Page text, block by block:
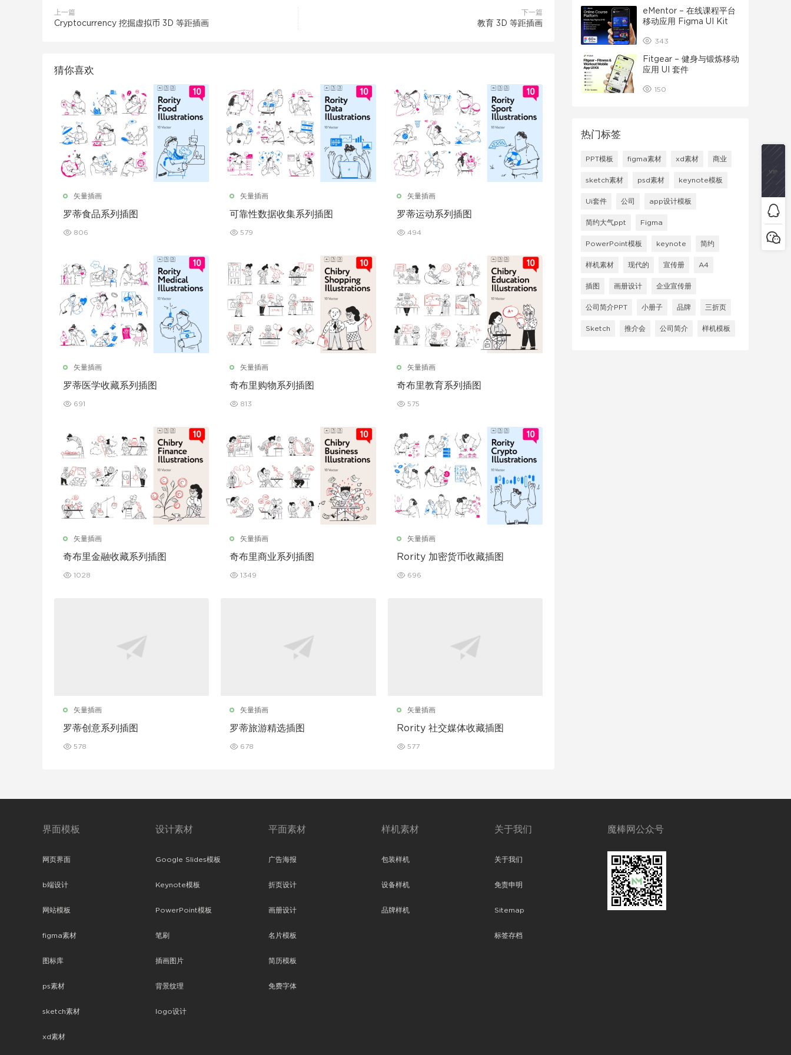
上一篇
Cryptocurrency 挖掘虚拟币 3D 等距插画
下一篇
教育 3D 等距插画
猜你喜欢
矢量插画
罗蒂食品系列插图
806
矢量插画
可靠性数据收集系列插图
579
矢量插画
罗蒂运动系列插图
494
矢量插画
罗蒂医学收藏系列插图
691
矢量插画
奇布里购物系列插图
813
矢量插画
奇布里教育系列插图
575
矢量插画
奇布里金融收藏系列插图
1028
矢量插画
奇布里商业系列插图
1349
矢量插画
Rority 加密货币收藏插图
696
矢量插画
罗蒂创意系列插图
578
矢量插画
罗蒂旅游精选插图
678
矢量插画
Rority 社交媒体收藏插图
577
eMentor – 在线课程平台
移动应用 Figma UI Kit
343
Fitgear – 健身与锻炼移动
应用 UI 套件
150
热门标签
PPT模板 figma素材 xd素材 商业
sketch素材 psd素材 keynote模板
Ui套件 公司 app设计模板
简约大气ppt Figma
PowerPoint模板 keynote 简约
样机素材 现代的 宣传册 A4
插图 画册设计 企业宣传册
公司简介PPT 小册子 品牌 三折页
Sketch 推介会 公司简介 样机模板
界面模板
网页界面
b端设计
网站模板
figma素材
图标库
ps素材
sketch素材
xd素材
设计素材
Google Slides模板
Keynote模板
PowerPoint模板
笔刷
插画图片
背景纹理
logo设计
平面素材
广告海报
折页设计
画册设计
名片模板
简历模板
免费字体
样机素材
包装样机
设备样机
品牌样机
关于我们
关于我们
免责申明
Sitemap
标签存档
魔棒网公众号